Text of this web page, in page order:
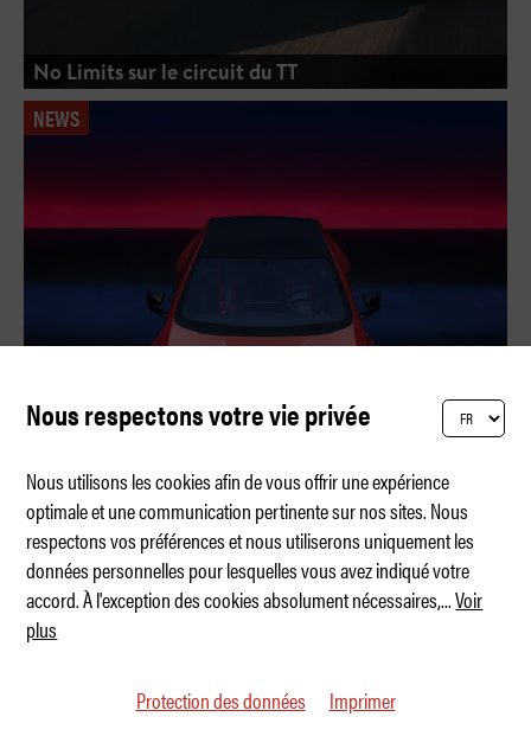
No Limits sur le circuit du TT
NEWS
BMW M vit un moment « dinosaure »
Nous respectons votre vie privée
Nous utilisons les cookies afin de vous offrir une expérience
optimale et une communication pertinente sur nos sites. Nous
respectons vos préférences et nous utiliserons uniquement les
données personnelles pour lesquelles vous avez indiqué votre
accord. À l'exception des cookies absolument nécessaires,...Voir
plus
Protection des données Imprimer